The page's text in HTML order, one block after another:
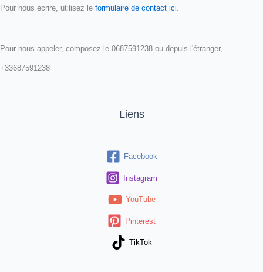
Pour nous écrire, utilisez le formulaire de contact ici
Pour nous appeler, composez le 0687591238 ou depuis l'étranger,
+33687591238
Liens
Facebook
Instagram
YouTube
Pinterest
TikTok